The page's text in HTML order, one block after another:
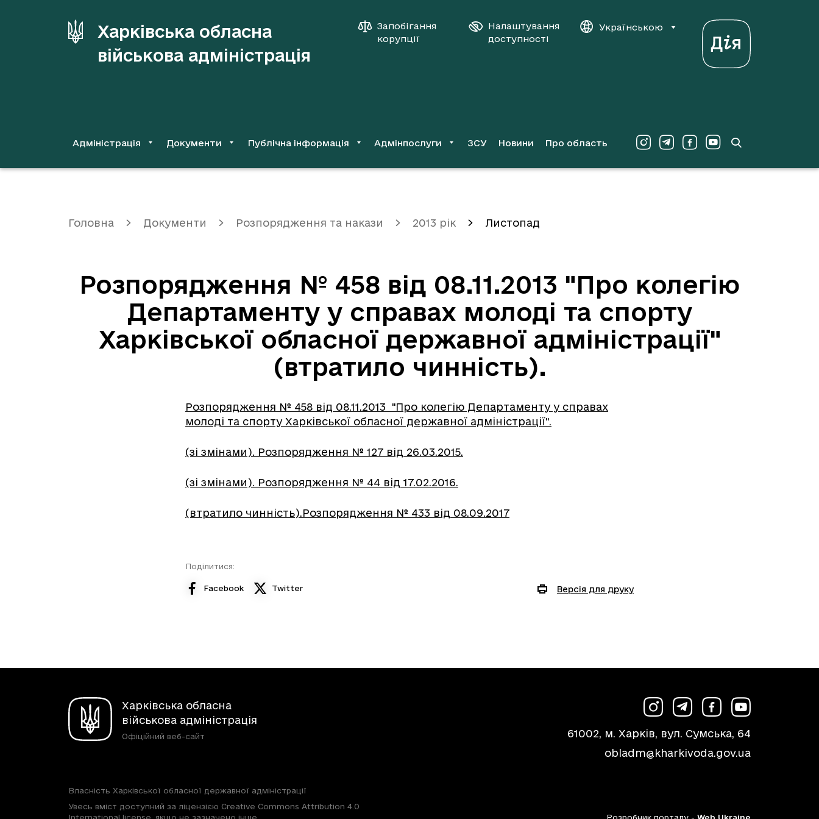
Харківська обласна
військова адміністрація
Запобігання
корупції
Налаштування
доступності
Українською
Адміністрація Документи Публічна інформація Адмінпослуги ЗСУ Новини Про область
Головна Документи Розпорядження та накази 2013 рік Листопад
Розпорядження № 458 від 08.11.2013 "Про колегію
Департаменту у справах молоді та спорту
Харківської обласної державної адміністрації"
(втратило чинність).
Розпорядження № 458 від 08.11.2013 "Про колегію Департаменту у справах
молоді та спорту Харківської обласної державної адміністрації".
(зі змінами). Розпорядження № 127 від 26.03.2015.
(зі змінами). Розпорядження № 44 від 17.02.2016.
(втратило чинність).Розпорядження № 433 від 08.09.2017
Поділитися:
Facebook Twitter Версія для друку
Харківська обласна
військова адміністрація
Офіційний веб-сайт
61002, м. Харків, вул. Сумська, 64
obladm@kharkivoda.gov.ua
Власність Харківської обласної державної адміністрації
Увесь вміст доступний за ліцензією Creative Commons Attribution 4.0
International license, якщо не зазначено інше.
Розробник порталу - Web Ukraine